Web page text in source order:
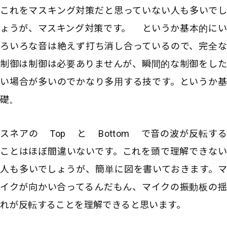
これをマスキング対策だと思っていない人も多いでし
ょうが、マスキング対策です。 というか基本的にい
ろいろな音は絶えず打ち消し合っているので、完全な
制御は制御は必要ありませんが、瞬間的な制御をした
い場合が多いのでかなり多用する技です。というか基
礎。
スネアの Top と Bottom で音の波が反転する
ことはほぼ間違いないです。これを頭で理解できない
人も多いでしょうが、簡単に図を書いておきます。マ
イクが向かい合ってるんだもん、マイクの振動板の揺
れが反転することを理解できると思います。